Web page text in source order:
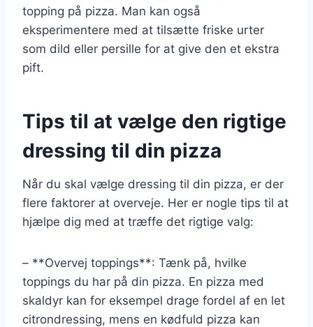
topping på pizza. Man kan også
eksperimentere med at tilsætte friske urter
som dild eller persille for at give den et ekstra
pift.
Tips til at vælge den rigtige
dressing til din pizza
Når du skal vælge dressing til din pizza, er der
flere faktorer at overveje. Her er nogle tips til at
hjælpe dig med at træffe det rigtige valg:
– **Overvej toppings**: Tænk på, hvilke
toppings du har på din pizza. En pizza med
skaldyr kan for eksempel drage fordel af en let
citrondressing, mens en kødfuld pizza kan